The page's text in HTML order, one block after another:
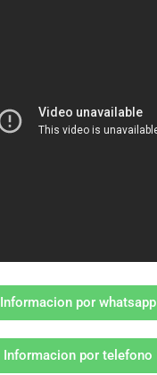
Informacion por whatsapp
Informacion por telefono